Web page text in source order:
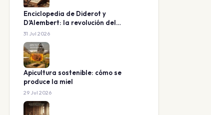
Enciclopedia de Diderot y
D’Alembert: la revolución del
conocimiento
31 Jul 2026
Apicultura sostenible: cómo se
produce la miel
29 Jul 2026